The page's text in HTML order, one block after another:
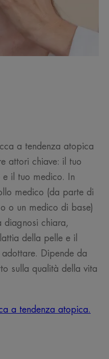
a tendenza atopica
attori chiave: il tuo
il tuo medico. In
medico (da parte di
o un medico di base)
diagnosi chiara,
della pelle e il
Dipende da
sulla qualità della vita
a tendenza atopica.